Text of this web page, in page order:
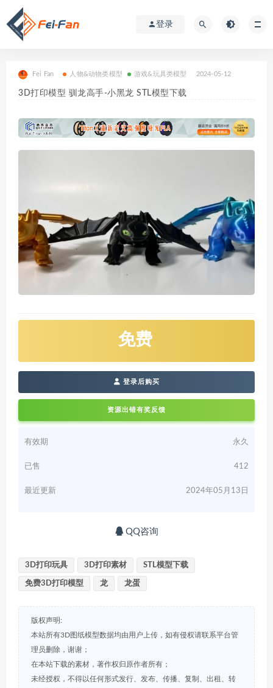
登录
Fei Fan 人物&动物类模型 游戏&玩具类模型 2024-05-12
3D打印模型 驯龙高手-小黑龙 STL模型下载
免费
登录后购买
资源出错有奖反馈
有效期 永久
已售 412
最近更新 2024年05月13日
QQ咨询
3D打印玩具 3D打印素材 STL模型下载
免费3D打印模型 龙 龙蛋
版权声明:
本站所有3D图纸模型数据均由用户上传，如有侵权请联系平台管
理员删除，谢谢；
在本站下载的素材，著作权归原作者所有；
未经授权，不得以任何形式发行、发布、传播、复制、出租、转